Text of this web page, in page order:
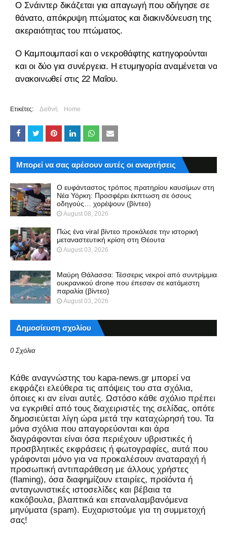
Ο Σνάιντερ δικάζεται για απαγωγή που οδήγησε σε
θάνατο, απόκρυψη πτώματος και διακινδύνευση της
ακεραιότητας του πτώματος.
Ο Καμπουμπασί και ο νεκροθάφτης κατηγορούνται
και οι δύο για συνέργεια. Η ετυμηγορία αναμένεται να
ανακοινωθεί στις 22 Μαΐου.
Ετικέτες: Διεθνή Home
Μπορεί να σας αρέσουν αυτές οι αναρτήσεις
Ο ευφάνταστος τρόπος πρατηρίου καυσίμων στη
Νέα Υόρκη: Προσφέρει έκπτωση σε όσους
οδηγούς… χορέψουν (βίντεο)
August 08, 2026
Πώς ένα viral βίντεο προκάλεσε την ιστορική
μεταναστευτική κρίση στη Θέουτα
August 03, 2026
Μαύρη Θάλασσα: Τέσσερις νεκροί από συντρίμμια
ουκρανικού drone που έπεσαν σε κατάμεστη
παραλία (βίντεο)
August 03, 2026
Δημοσίευση σχολίου
0 Σχόλια
Kάθε αναγνώστης του kapa-news.gr μπορεί να
εκφράζει ελεύθερα τις απόψεις του στα σχόλια,
όποιες κι αν είναι αυτές. Ωστόσο κάθε σχόλιο πρέπει
να εγκριθεί από τους διαχειριστές της σελίδας, οπότε
δημοσιεύεται λίγη ώρα μετά την καταχώρησή του. Τα
μόνα σχόλια που απαγορεύονται και άρα
διαγράφονται είναι όσα περιέχουν υβριστικές ή
προσβλητικές εκφράσεις ή φωτογραφίες, αυτά που
γράφονται μόνο για να προκαλέσουν αναταραχή ή
προσωπική αντιπαράθεση με άλλους χρήστες
(flaming), όσα διαφημίζουν εταιρίες, προϊόντα ή
ανταγωνιστικές ιστοσελίδες και βέβαια τα
κακόβουλα, βλαπτικά και επαναλαμβανόμενα
μηνύματα (spam). Ευχαριστούμε για τη συμμετοχή
σας!